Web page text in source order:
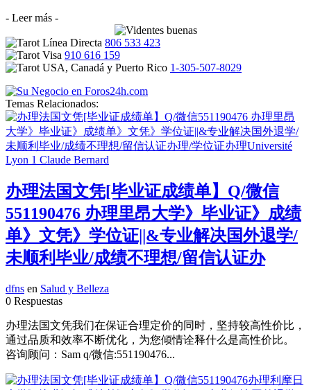
- Leer más -
806 533 423
910 616 159
1-305-507-8029
Temas Relacionados:
办理法国文凭[毕业证成绩单】Q/微信
551190476 办理里昂大学》毕业证》成绩
单》文凭》学位证||&专业解决国外退学/
未顺利毕业/成绩不理想/留信认证办
dfns en Salud y Belleza
0 Respuestas
办理法国文凭我们在保证合理定价的同时，坚持较高性价比，
通过品质和效率不断优化，为您倾情诠释什么是高性价比。
咨询顾问：Sam q/微信:551190476...